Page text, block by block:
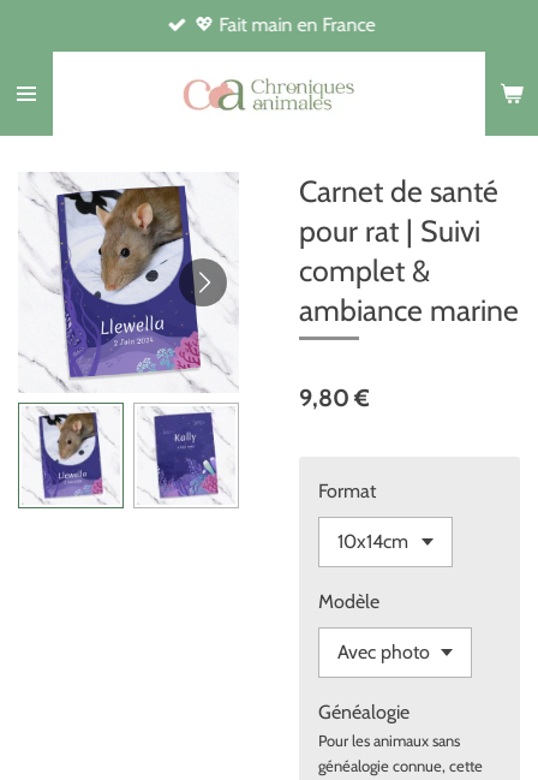
contenu
💖 Fait main en France
Carnet de santé
pour rat | Suivi
complet &
ambiance marine
9,80 €
Format
Modèle
Généalogie
Pour les animaux sans
généalogie connue, cette